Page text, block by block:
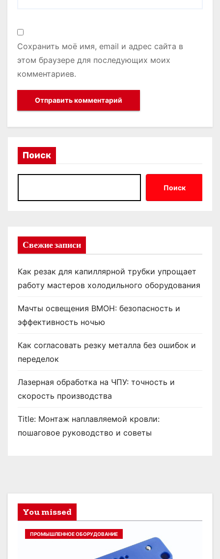
Сохранить моё имя, email и адрес сайта в
этом браузере для последующих моих
комментариев.
Поиск
Поиск
Свежие записи
Как резак для капиллярной трубки упрощает
работу мастеров холодильного оборудования
Мачты освещения ВМОН: безопасность и
эффективность ночью
Как согласовать резку металла без ошибок и
переделок
Лазерная обработка на ЧПУ: точность и
скорость производства
Title: Монтаж наплавляемой кровли:
пошаговое руководство и советы
You missed
ПРОМЫШЛЕННОЕ ОБОРУДОВАНИЕ